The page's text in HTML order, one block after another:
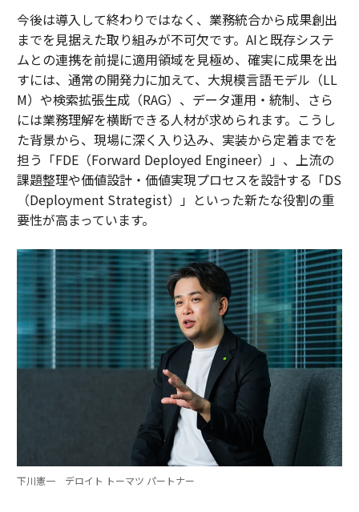
今後は導入して終わりではなく、業務統合から成果創出
までを見据えた取り組みが不可欠です。AIと既存システ
ムとの連携を前提に適用領域を見極め、確実に成果を出
すには、通常の開発力に加えて、大規模言語モデル（LL
M）や検索拡張生成（RAG）、データ運用・統制、さら
には業務理解を横断できる人材が求められます。こうし
た背景から、現場に深く入り込み、実装から定着までを
担う「FDE（Forward Deployed Engineer）」、上流の
課題整理や価値設計・価値実現プロセスを設計する「DS
（Deployment Strategist）」といった新たな役割の重
要性が高まっています。
下川憲一 デロイト トーマツ パートナー